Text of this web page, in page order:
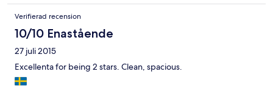
Verifierad recension
10/10 Enastående
27 juli 2015
Excellenta for being 2 stars. Clean, spacious.